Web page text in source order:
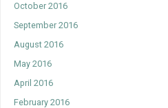
October 2016
September 2016
August 2016
May 2016
April 2016
February 2016